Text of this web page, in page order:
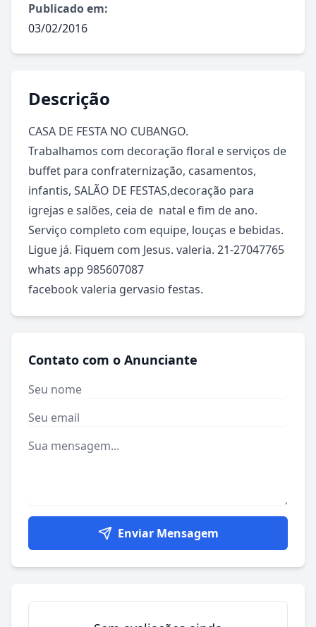
Publicado em:
03/02/2016
Descrição
CASA DE FESTA NO CUBANGO.
Trabalhamos com decoração floral e serviços de
buffet para confraternização, casamentos,
infantis, SALÃO DE FESTAS,decoração para
igrejas e salões, ceia de  natal e fim de ano.
Serviço completo com equipe, louças e bebidas.
Ligue já. Fiquem com Jesus. valeria. 21-27047765
whats app 985607087
facebook valeria gervasio festas.
Contato com o Anunciante
Enviar Mensagem